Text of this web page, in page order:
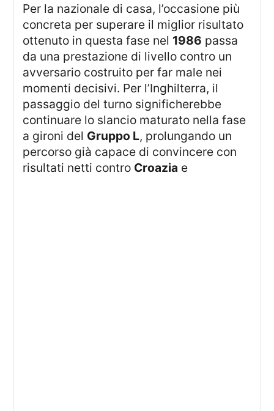
Per la nazionale di casa, l’occasione più
concreta per superare il miglior risultato
ottenuto in questa fase nel 1986 passa
da una prestazione di livello contro un
avversario costruito per far male nei
momenti decisivi. Per l’Inghilterra, il
passaggio del turno significherebbe
continuare lo slancio maturato nella fase
a gironi del Gruppo L, prolungando un
percorso già capace di convincere con
risultati netti contro Croazia e